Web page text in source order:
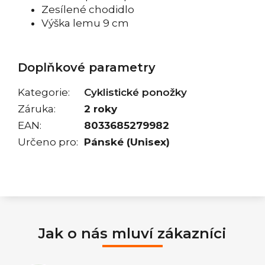
Zesílené chodidlo
Výška lemu 9 cm
Doplňkové parametry
Kategorie:
Cyklistické ponožky
Záruka:
2 roky
EAN:
8033685279982
Určeno pro: Pánské (Unisex)
Jak o nás mluví zákazníci